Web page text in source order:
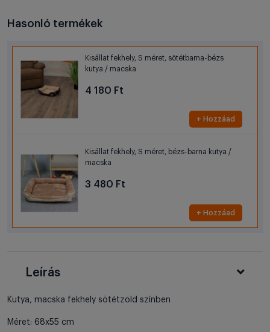
Hasonló termékek
Kisállat fekhely, S méret, sötétbarna-bézs
kutya / macska
4 180 Ft
+ Hozzáad
Kisállat fekhely, S méret, bézs-barna kutya /
macska
3 480 Ft
+ Hozzáad
Leírás
Kutya, macska fekhely sötétzöld színben
Méret: 68x55 cm